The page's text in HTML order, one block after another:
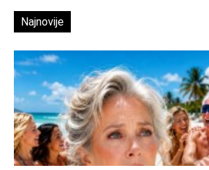
Najnovije